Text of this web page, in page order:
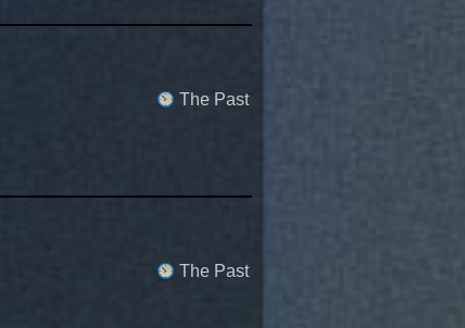
The Past
The Past